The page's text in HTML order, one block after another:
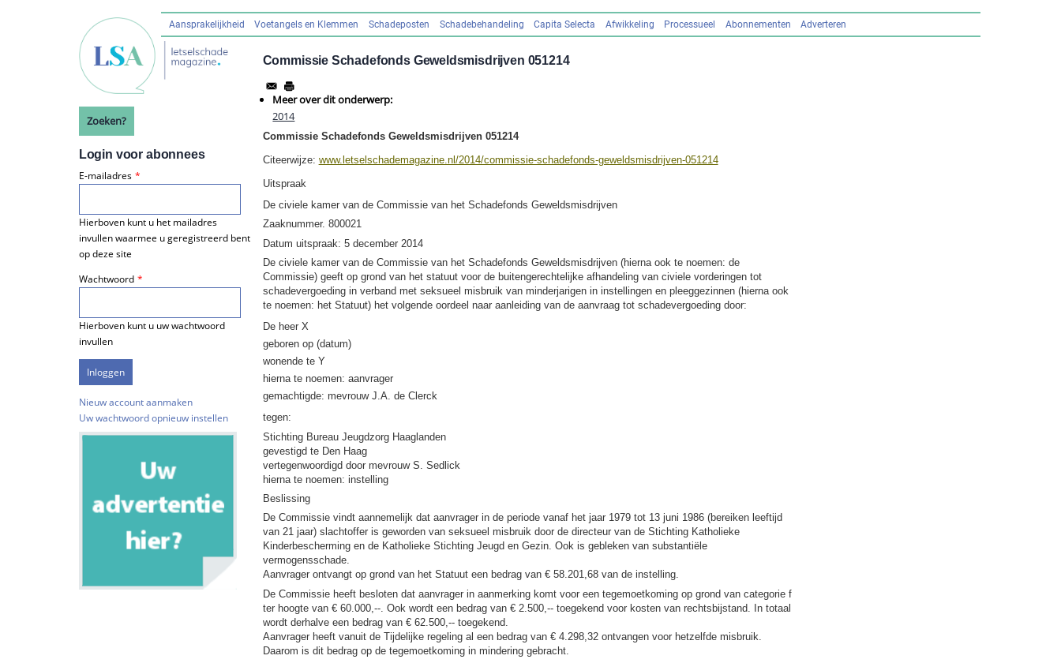
Hoofdnavigatie
Aansprakelijkheid Voetangels en Klemmen Schadeposten Schadebehandeling Capita Selecta Afwikkeling Processueel Abonnementen Adverteren
Commissie Schadefonds Geweldsmisdrijven 051214
Meer over dit onderwerp:
2014
Commissie Schadefonds Geweldsmisdrijven 051214
Citeerwijze: www.letselschademagazine.nl/2014/commissie-schadefonds-geweldsmisdrijven-051214
Uitspraak
De civiele kamer van de Commissie van het Schadefonds Geweldsmisdrijven
Zaaknummer. 800021
Datum uitspraak: 5 december 2014
De civiele kamer van de Commissie van het Schadefonds Geweldsmisdrijven (hierna ook te noemen: de
Commissie) geeft op grond van het statuut voor de buitengerechtelijke afhandeling van civiele vorderingen tot
schadevergoeding in verband met seksueel misbruik van minderjarigen in instellingen en pleeggezinnen (hierna ook
te noemen: het Statuut) het volgende oordeel naar aanleiding van de aanvraag tot schadevergoeding door:
De heer X
geboren op (datum)
wonende te Y
hierna te noemen: aanvrager
gemachtigde: mevrouw J.A. de Clerck
tegen:
Stichting Bureau Jeugdzorg Haaglanden
gevestigd te Den Haag
vertegenwoordigd door mevrouw S. Sedlick
hierna te noemen: instelling
Beslissing
De Commissie vindt aannemelijk dat aanvrager in de periode vanaf het jaar 1979 tot 13 juni 1986 (bereiken leeftijd
van 21 jaar) slachtoffer is geworden van seksueel misbruik door de directeur van de Stichting Katholieke
Kinderbescherming en de Katholieke Stichting Jeugd en Gezin. Ook is gebleken van substantiële
vermogensschade.
Aanvrager ontvangt op grond van het Statuut een bedrag van € 58.201,68 van de instelling.
De Commissie heeft besloten dat aanvrager in aanmerking komt voor een tegemoetkoming op grond van categorie f
ter hoogte van € 60.000,--. Ook wordt een bedrag van € 2.500,-- toegekend voor kosten van rechtsbijstand. In totaal
wordt derhalve een bedrag van € 62.500,-- toegekend.
Aanvrager heeft vanuit de Tijdelijke regeling al een bedrag van € 4.298,32 ontvangen voor hetzelfde misbruik.
Daarom is dit bedrag op de tegemoetkoming in mindering gebracht.
Zoeken?
Login voor abonnees
E-mailadres
Hierboven kunt u het mailadres
invullen waarmee u geregistreerd bent
op deze site
Wachtwoord
Hierboven kunt u uw wachtwoord
invullen
Nieuw account aanmaken
Uw wachtwoord opnieuw instellen